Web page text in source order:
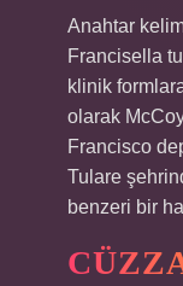
Anahtar
Francisella
klinik
olarak
Francisco
Tulare
benzeri bir